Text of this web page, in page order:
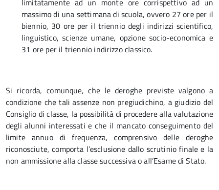
limitatamente ad un monte ore corrispettivo ad un
massimo di una settimana di scuola, ovvero 27 ore per il
biennio, 30 ore per il triennio degli indirizzi scientifico,
linguistico, scienze umane, opzione socio-economica e
31 ore per il triennio indirizzo classico.
Si ricorda, comunque, che le deroghe previste valgono a
condizione che tali assenze non pregiudichino, a giudizio del
Consiglio di classe, la possibilità di procedere alla valutazione
degli alunni interessati e che il mancato conseguimento del
limite annuo di frequenza, comprensivo delle deroghe
riconosciute, comporta l’esclusione dallo scrutinio finale e la
non ammissione alla classe successiva o all’Esame di Stato.